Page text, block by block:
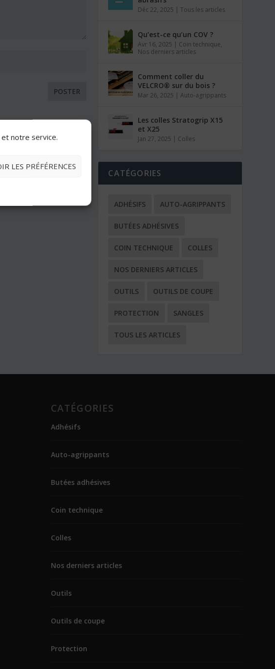
notre service.
LES PRÉFÉRENCES
Déc 22, 2025 |Tous les articles
Qu’est-ce qu’un COV ?
Avr 16, 2025 | Coin technique,
Nos derniers articles
Comment coller du
VELCRO® sur du bois ?
Mar 26, 2025 |Auto-agrippants
Les colles Stratogrip X15
et X25
Jan 27, 2025 | Colles
CATÉGORIES
ADHÉSIFS AUTO-AGRIPPANTS
BUTÉES ADHÉSIVES
COIN TECHNIQUE COLLES
NOS DERNIERS ARTICLES
OUTILS OUTILS DE COUPE
PROTECTION SANGLES
TOUS LES ARTICLES
CATÉGORIES
Adhésifs
Auto-agrippants
Butées adhésives
Coin technique
Colles
Nos derniers articles
Outils
Outils de coupe
Protection